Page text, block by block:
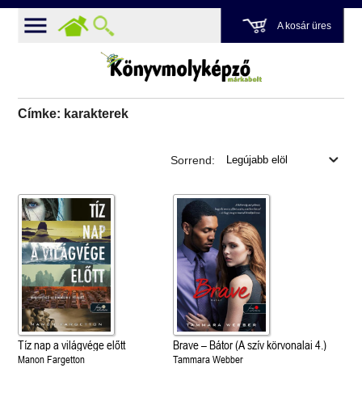
A kosár üres
Címke: karakterek
Sorrend:
Tíz nap a világvége előtt
Manon Fargetton
Brave – Bátor (A szív körvonalai 4.)
Tammara Webber